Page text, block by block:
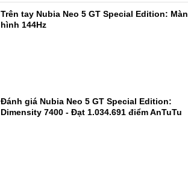
Trên tay Nubia Neo 5 GT Special Edition: Màn
hình 144Hz
Đánh giá Nubia Neo 5 GT Special Edition:
Dimensity 7400 - Đạt 1.034.691 điểm AnTuTu